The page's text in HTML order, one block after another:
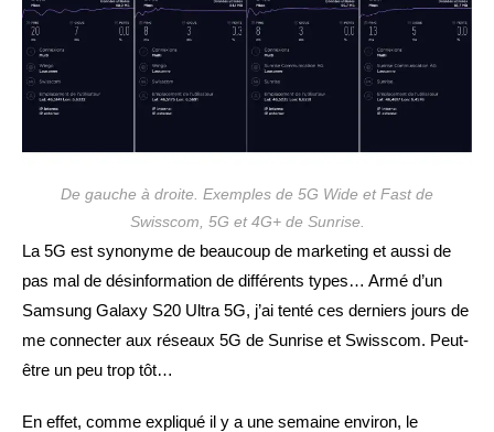
De gauche à droite. Exemples de 5G Wide et Fast de
Swisscom, 5G et 4G+ de Sunrise.
La 5G est synonyme de beaucoup de marketing et aussi de
pas mal de désinformation de différents types… Armé d’un
Samsung Galaxy S20 Ultra 5G, j’ai tenté ces derniers jours de
me connecter aux réseaux 5G de Sunrise et Swisscom. Peut-
être un peu trop tôt…
En effet, comme expliqué il y a une semaine environ, le